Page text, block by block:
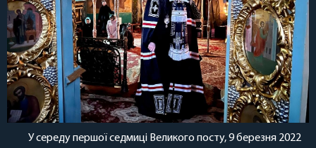
У середу першої седмиці Великого посту, 9 березня 2022